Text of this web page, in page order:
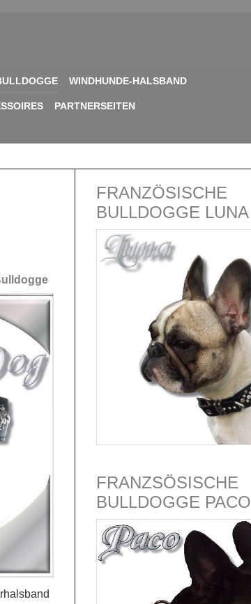
WINDHUNDE-HALSBAND
PARTNERSEITEN
FRANZÖSISCHE
BULLDOGGE LUNA
FRANZSÖSISCHE
BULLDOGGE PACO